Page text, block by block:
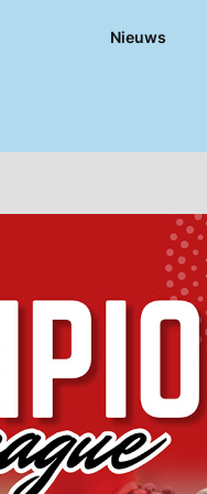
Nieuws